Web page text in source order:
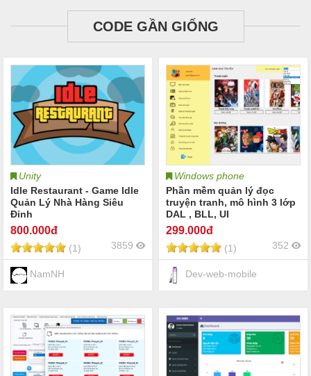
CODE GẦN GIỐNG
Unity
Idle Restaurant - Game Idle
Quản Lý Nhà Hàng Siêu
Đỉnh
800.000đ
(1) 3859
NamNH
Windows phone
Phần mềm quản lý đọc
truyện tranh, mô hình 3 lớp
DAL , BLL, UI
299.000đ
(1) 352
Dev-web-mobile